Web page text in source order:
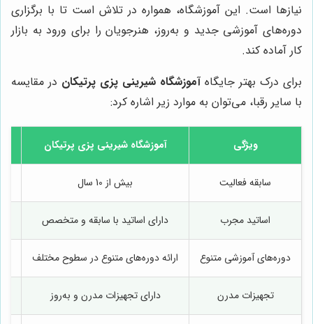
نیازها است. این آموزشگاه، همواره در تلاش است تا با برگزاری
دوره‌های آموزشی جدید و به‌روز، هنرجویان را برای ورود به بازار
کار آماده کند.
برای درک بهتر جایگاهآموزشگاه شیرینی پزی پرتیکان در مقایسه
با سایر رقبا، می‌توان به موارد زیر اشاره کرد:
ویژگی آموزشگاه شیرینی پزی پرتیکان
سابقه فعالیت بیش از 10 سال
اساتید مجرب دارای اساتید با سابقه و متخصص
دوره‌های آموزشی متنوع ارائه دوره‌های متنوع در سطوح مختلف
تجهیزات مدرن دارای تجهیزات مدرن و به‌روز